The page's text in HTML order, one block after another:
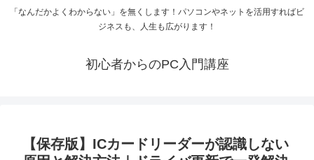
「なんだかよくわからない」を無くします！パソコンやネットを活用すればビ
ジネスも、人生も広がります！
初心者からのPC入門講座
【保存版】ICカードリーダーが認識しない